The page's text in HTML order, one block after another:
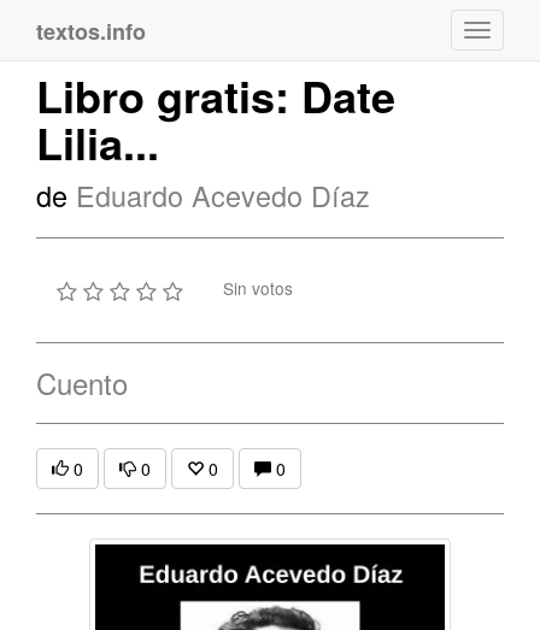
textos.info
Libro gratis: Date
Lilia...
de Eduardo Acevedo Díaz
Sin votos
Cuento
0 0 0 0